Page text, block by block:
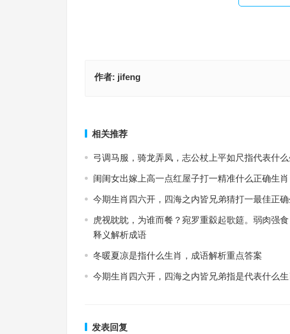
作者: jifeng
相关推荐
弓调马服，骑龙弄凤，志公杖上平如尺指代表什
闺闺女出嫁上高一点红屋子打一精准什么正确生
今期生肖四六开，四海之内皆兄弟猜打一最佳正
虎视眈眈，为谁而餐？宛罗重縠起歌筵。弱肉强
释义解析成语
冬暖夏凉是指什么生肖，成语解析重点答案
今期生肖四六开，四海之内皆兄弟指是代表什么
发表回复